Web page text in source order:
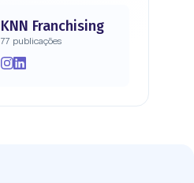
KNN Franchising
77 publicações